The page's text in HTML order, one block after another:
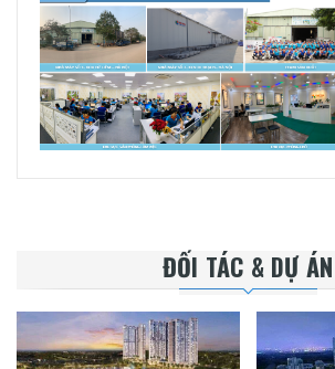
ĐỐI TÁC & DỰ ÁN